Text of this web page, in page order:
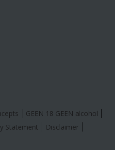
GEEN 18 GEEN alcohol
Statement
Disclaimer